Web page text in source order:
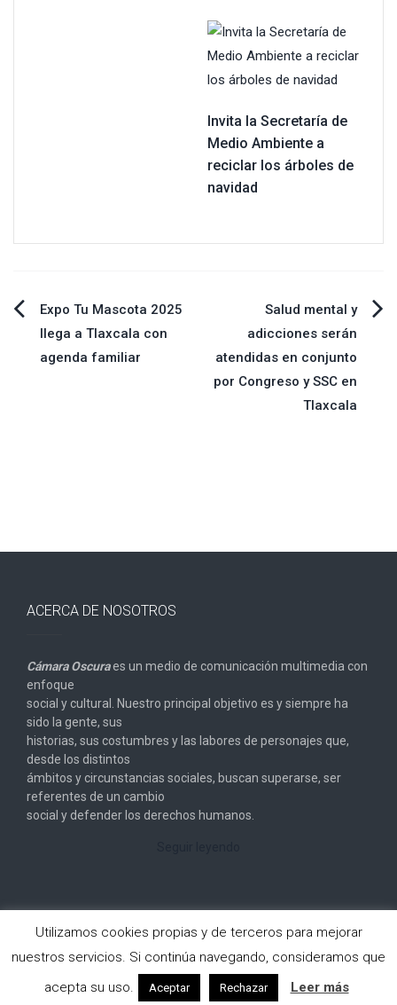
Invita la Secretaría de
Medio Ambiente a
reciclar los árboles de
navidad
Navegación
de
Expo Tu Mascota 2025
llega a Tlaxcala con
agenda familiar
Salud mental y
adicciones serán
atendidas en conjunto
por Congreso y SSC en
Tlaxcala
ACERCA DE NOSOTROS
Cámara Oscuraes un medio de comunicación multimedia con
enfoque
social y cultural. Nuestro principal objetivo es y siempre ha
sido la gente, sus
historias, sus costumbres y las labores de personajes que,
desde los distintos
ámbitos y circunstancias sociales, buscan superarse, ser
referentes de un cambio
social y defender los derechos humanos.
Copyright © 2026Cámara Oscura. All rights reserved.
Designed by
FameThemes
Utilizamos cookies propias y de terceros para mejorar
nuestros servicios. Si continúa navegando, consideramos que
acepta su uso.
Aceptar Rechazar Leer más